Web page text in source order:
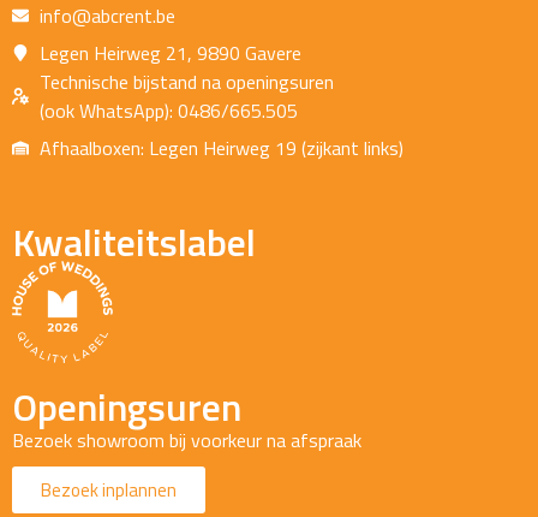
info@abcrent.be
Legen Heirweg 21, 9890 Gavere
Technische bijstand na openingsuren
(ook WhatsApp): 0486/665.505
Afhaalboxen: Legen Heirweg 19 (zijkant links)
Kwaliteitslabel
Openingsuren
Bezoek showroom bij voorkeur na afspraak
Bezoek inplannen